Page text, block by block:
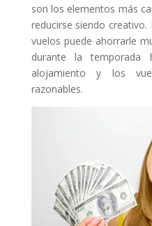
son los elementos más
reducirse siendo
vuelos puede ahorrarle
durante la temporada
alojamiento y los
razonables.